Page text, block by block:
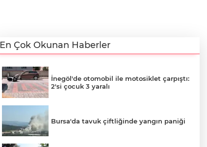
En Çok Okunan Haberler
İnegöl'de otomobil ile motosiklet çarpıştı:
2'si çocuk 3 yaralı
Bursa'da tavuk çiftliğinde yangın paniği